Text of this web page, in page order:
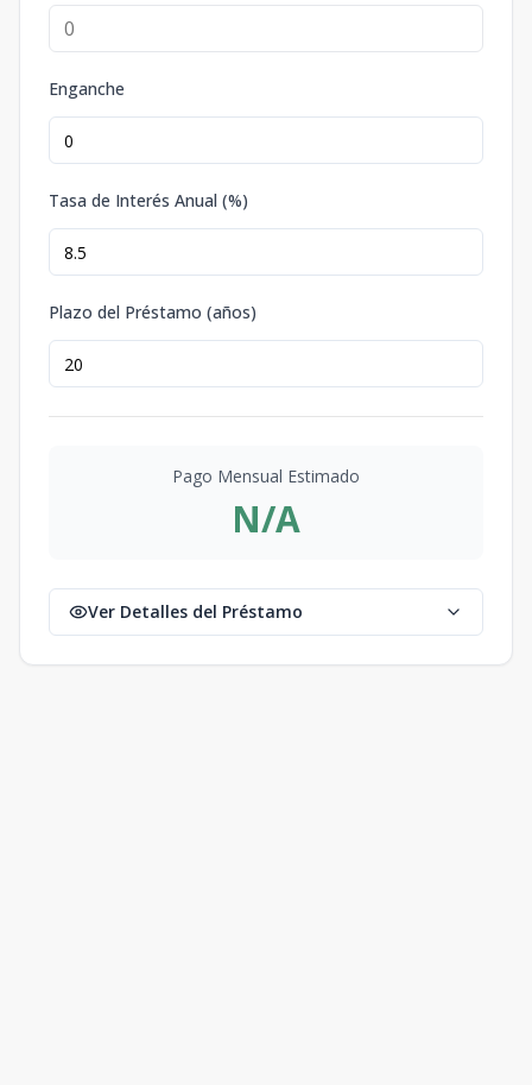
Enganche
Tasa de Interés Anual (%)
Plazo del Préstamo (años)
Pago Mensual Estimado
N/A
Ver Detalles del Préstamo